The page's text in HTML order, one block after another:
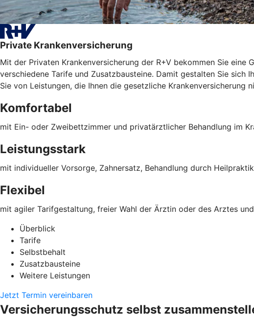
Private Krankenversicherung
Mit der Privaten Krankenversicherung der R+V bekommen Sie eine
verschiedene Tarife und Zusatzbausteine. Damit gestalten Sie
Sie von Leistungen, die Ihnen die gesetzliche Krankenversicherung
Komfortabel
mit Ein- oder Zweibettzimmer und privatärztlicher Behandlung im
Leistungsstark
mit individueller Vorsorge, Zahnersatz, Behandlung durch
Flexibel
mit agiler Tarifgestaltung, freier Wahl der Ärztin oder des Arztes
Überblick
Tarife
Selbstbehalt
Zusatzbausteine
Weitere Leistungen
Jetzt Termin vereinbaren
Versicherungsschutz selbst